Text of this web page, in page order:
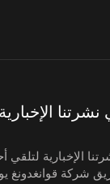
الإخبارية لتلقي
شركة قوانغدونغ